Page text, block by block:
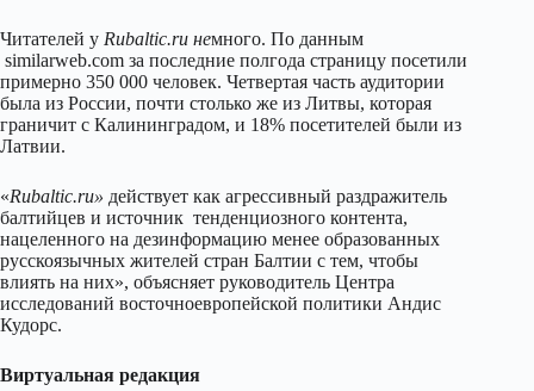
Читателей у Rubaltic.ru немного. По данным
similarweb.com за последние полгода страницу посетили
примерно 350 000 человек. Четвертая часть аудитории
была из России, почти столько же из Литвы, которая
граничит с Калининградом, и 18% посетителей были из
Латвии.
«Rubaltic.ru» действует как агрессивный раздражитель
балтийцев и источник тенденциозного контента,
нацеленного на дезинформацию менее образованных
русскоязычных жителей стран Балтии с тем, чтобы
влиять на них», объясняет руководитель Центра
исследований восточноевропейской политики Андис
Кудорс.
Виртуальная редакция